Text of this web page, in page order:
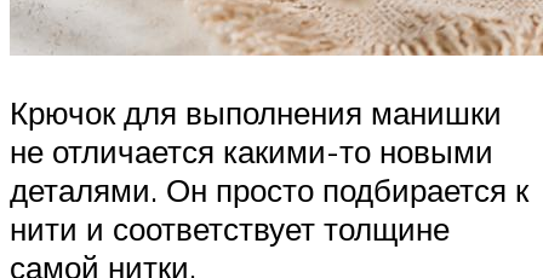
Крючок для выполнения манишки
не отличается какими-то новыми
деталями. Он просто подбирается к
нити и соответствует толщине
самой нитки.